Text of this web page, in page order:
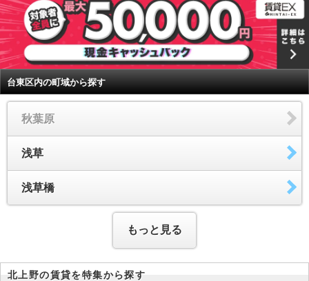
台東区内の町域から探す
秋葉原
浅草
浅草橋
もっと見る
北上野の賃貸を特集から探す